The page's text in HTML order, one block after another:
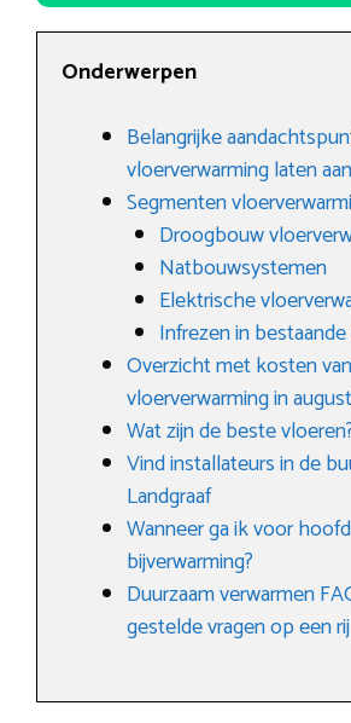
Onderwerpen
Belangrijke
vloerverwarming laten
Segmenten
Droogbouw
Natbouwsystemen
Elektrische
Infrezen in
Overzicht met kosten van
vloerverwarming in
Wat zijn de beste
Vind installateurs in de
Landgraaf
Wanneer ga ik voor
bijverwarming?
Duurzaam verwarmen
gestelde vragen op een rij